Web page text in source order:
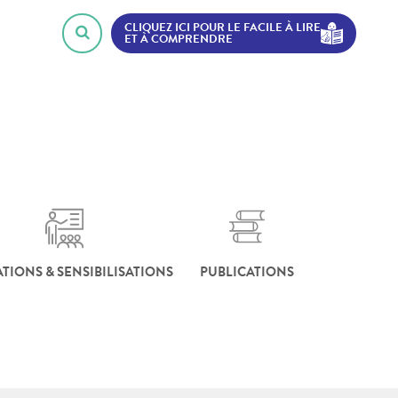
CLIQUEZ ICI POUR LE FACILE À LIRE
ET À COMPRENDRE
& SENSIBILISATIONS PUBLICATIONS